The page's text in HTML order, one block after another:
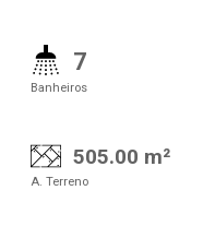
7
Banheiros
505.00 m²
A. Terreno